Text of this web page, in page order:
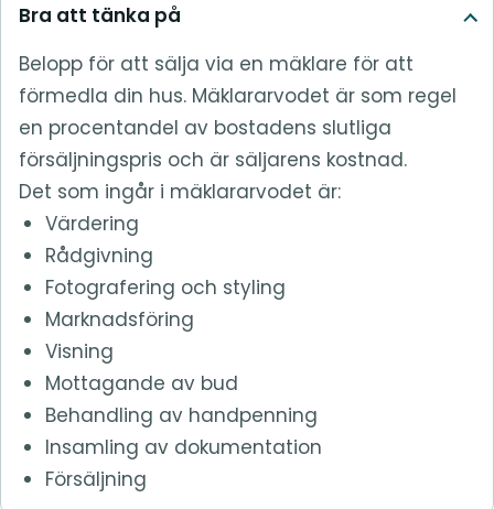
Bra att tänka på
Belopp för att sälja via en mäklare för att
förmedla din hus. Mäklararvodet är som regel
en procentandel av bostadens slutliga
försäljningspris och är säljarens kostnad.
Det som ingår i mäklararvodet är:
Värdering
Rådgivning
Fotografering och styling
Marknadsföring
Visning
Mottagande av bud
Behandling av handpenning
Insamling av dokumentation
Försäljning